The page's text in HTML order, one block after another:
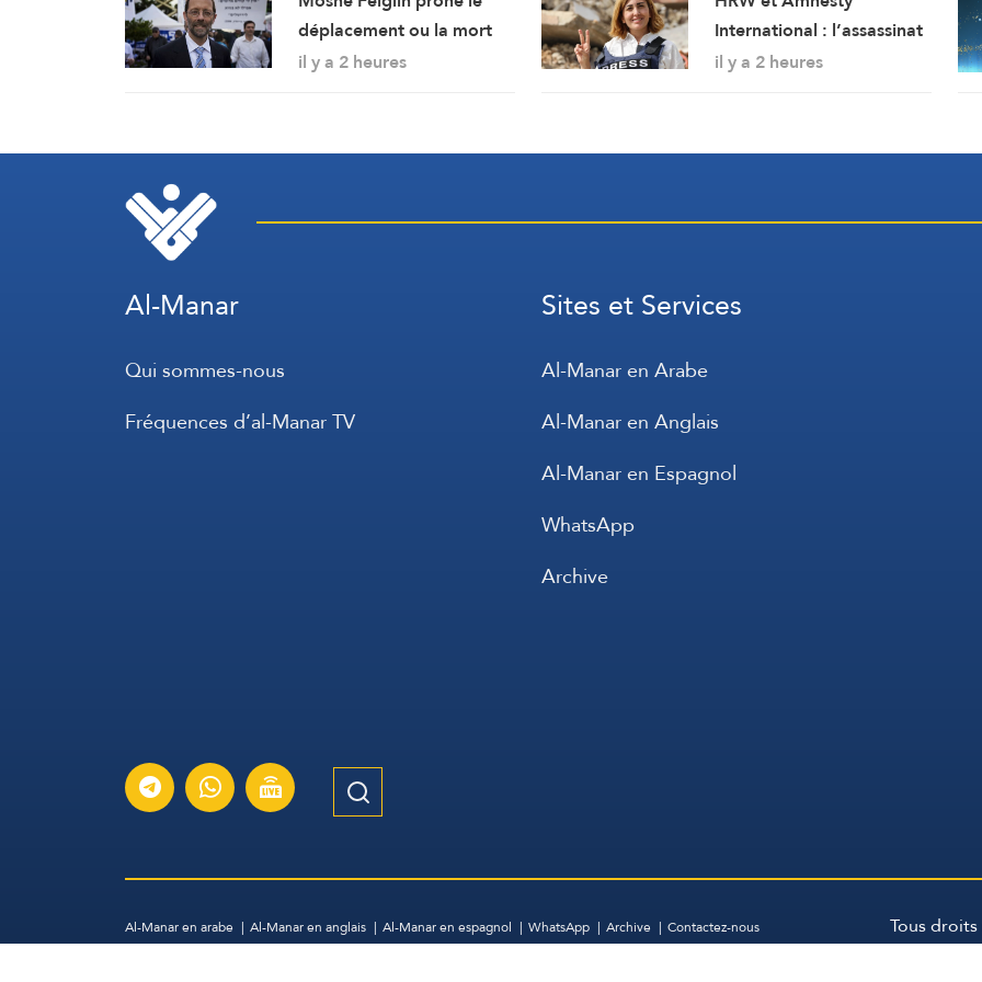
déplacement ou la mort
de soif des habitants de
il y a 2 heures
International : l’assassinat
par Israël de la journaliste
il y a 2 heures
Al-Manar
Qui sommes-nous
Fréquences d’al-Manar TV
Sites et Services
Al-Manar en Arabe
Al-Manar en Anglais
Al-Manar en Espagnol
WhatsApp
Archive
Al-Manar en arabe Al-Manar en anglais Al-Manar en espagnol WhatsApp Archive Contactez-nous
Tous